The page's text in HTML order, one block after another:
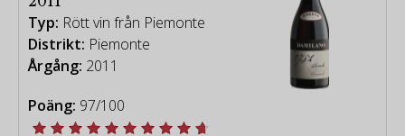
Typ: Rött vin från Piemonte
Distrikt: Piemonte
Årgång: 2011
Poäng: 97/100